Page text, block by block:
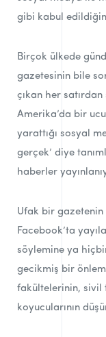
gibi kabul
Birçok ülkede
gazetesinin bile
çıkan her
Amerika’da bir
yarattığı sosyal
gerçek’ diye
haberler
Ufak bir gazetenin
Facebook’ta
söylemine ya
gecikmiş bir
fakültelerinin, sivil
koyucularının